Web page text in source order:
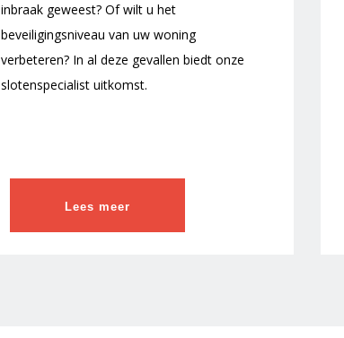
inbraak geweest? Of wilt u het
beveiligingsniveau van uw woning
verbeteren? In al deze gevallen biedt onze
slotenspecialist uitkomst.
Lees meer